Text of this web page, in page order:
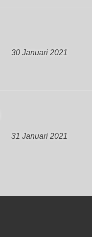
30 Januari 2021
31 Januari 2021